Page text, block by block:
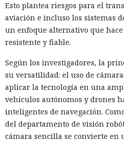
Esto plantea riesgos para el
aviación e incluso los sistemas
un enfoque alternativo que
resistente y fiable.
Según los investigadores, la
su versatilidad: el uso de
aplicar la tecnología en una
vehículos autónomos y drones
inteligentes de navegación.
del departamento de visión
cámara sencilla se convierte en